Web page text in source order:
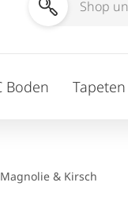
Shop
durchsuchen
Boden Tapeten
& Kirsch